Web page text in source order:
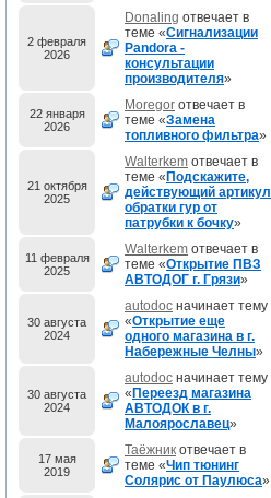
2 февраля
2026
Donaling отвечает в
теме «Сигнализации
Pandora -
консультации
производителя»
22 января
2026
Moregor отвечает в
теме «Замена
топливного фильтра»
21 октября
2025
Walterkem отвечает в
теме « Подскажите,
действующий артикул
обратки гур от
патрубки к бочку»
11 февраля
2025
Walterkem отвечает в
теме «Открытие ПВЗ
АВТОДОГ г. Грязи»
30 августа
2024
autodoc начинает тему
«Открытие еще
одного магазина в г.
Набережные Челны»
30 августа
2024
autodoc начинает тему
« Переезд магазина
АВТОДОК в г.
Малоярославец»
17 мая
2019
Таёжник отвечает в
теме «Чип тюнинг
Солярис от Паулюса»